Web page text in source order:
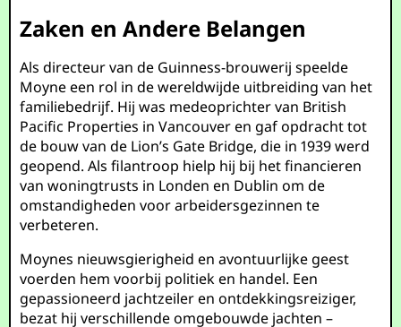
Zaken en Andere Belangen
Als directeur van de Guinness-brouwerij speelde
Moyne een rol in de wereldwijde uitbreiding van het
familiebedrijf. Hij was medeoprichter van British
Pacific Properties in Vancouver en gaf opdracht tot
de bouw van de Lion’s Gate Bridge, die in 1939 werd
geopend. Als filantroop hielp hij bij het financieren
van woningtrusts in Londen en Dublin om de
omstandigheden voor arbeidersgezinnen te
verbeteren.
Moynes nieuwsgierigheid en avontuurlijke geest
voerden hem voorbij politiek en handel. Een
gepassioneerd jachtzeiler en ontdekkingsreiziger,
bezat hij verschillende omgebouwde jachten –